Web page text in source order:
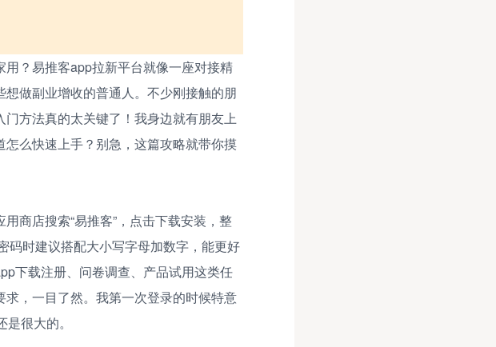
？易推客app拉新平台就像一座对接精
做副业增收的普通人。不少刚接触的朋
方法真的太关键了！我身边就有朋友上
么快速上手？别急，这篇攻略就带你摸
商店搜索“易推客”，点击下载安装，整
码时建议搭配大小写字母加数字，能更好
下载注册、问卷调查、产品试用这类任
，一目了然。我第一次登录的时候特意
很大的。